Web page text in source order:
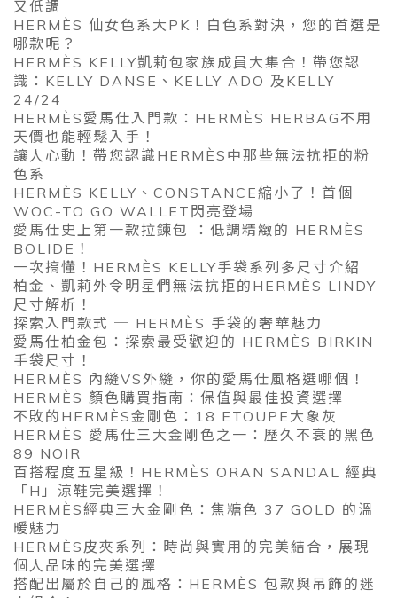
又低調
HERMÈS 仙女色系大PK！白色系對決，您的首選是
哪款呢？
HERMÈS KELLY凱莉包家族成員大集合！帶您認
識：KELLY DANSE、KELLY ADO 及KELLY
24/24
HERMÈS愛馬仕入門款：HERMÈS HERBAG不用
天價也能輕鬆入手！
讓人心動！帶您認識HERMÈS中那些無法抗拒的粉
色系
HERMÈS KELLY、CONSTANCE縮小了！首個
WOC-TO GO WALLET閃亮登場
愛馬仕史上第一款拉鍊包 ：低調精緻的 HERMÈS
BOLIDE！
一次搞懂！HERMÈS KELLY手袋系列多尺寸介紹
柏金、凱莉外令明星們無法抗拒的HERMÈS LINDY
尺寸解析！
探索入門款式 ─ HERMÈS 手袋的奢華魅力
愛馬仕柏金包：探索最受歡迎的 HERMÈS BIRKIN
手袋尺寸！
HERMÈS 內縫VS外縫，你的愛馬仕風格選哪個！
HERMÈS 顏色購買指南：保值與最佳投資選擇
不敗的HERMÈS金剛色：18 ETOUPE大象灰
HERMÈS 愛馬仕三大金剛色之一：歷久不衰的黑色
89 NOIR
百搭程度五星級！HERMÈS ORAN SANDAL 經典
「H」涼鞋完美選擇！
HERMÈS經典三大金剛色：焦糖色 37 GOLD 的溫
暖魅力
HERMÈS皮夾系列：時尚與實用的完美結合，展現
個人品味的完美選擇
搭配出屬於自己的風格：HERMÈS 包款與吊飾的迷